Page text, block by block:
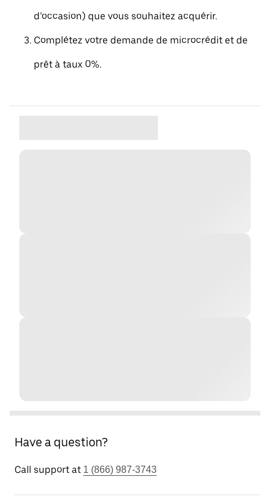
d’occasion) que vous souhaitez acquérir.
Complétez votre demande de microcrédit et de
prêt à taux 0%.
Have a question?
Call support at 1 (866) 987-3743